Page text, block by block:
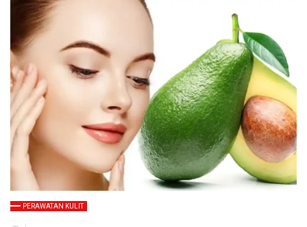
PERAWATAN KULIT